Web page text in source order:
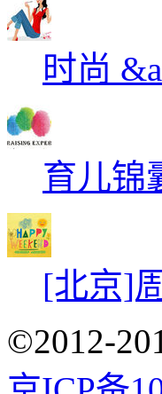
时尚
育儿锦
[北京]周
©2012-